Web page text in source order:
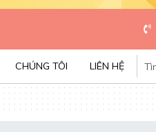
CHÚNG TÔI LIÊN HỆ